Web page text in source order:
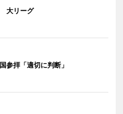
大リーグ
参拝「適切に判断」